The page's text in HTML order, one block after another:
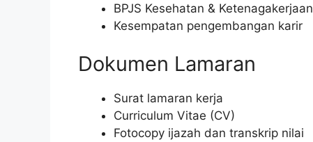
BPJS Kesehatan & Ketenagakerjaan
Kesempatan pengembangan karir
Dokumen Lamaran
Surat lamaran kerja
Curriculum Vitae (CV)
Fotocopy ijazah dan transkrip nilai